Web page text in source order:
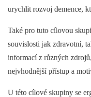
urychlit rozvoj demence,
Také pro tuto cílovou
souvislosti jak zdravotní,
informací z různých
nejvhodnější přístup a
U této cílové skupiny se